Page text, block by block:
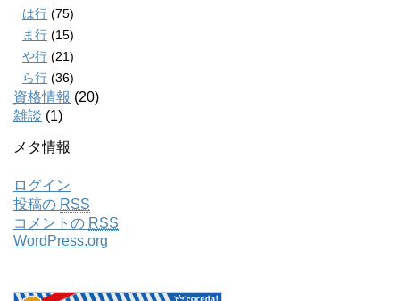
は行 (75)
ま行 (15)
や行 (21)
ら行 (36)
資格情報 (20)
雑談 (1)
メタ情報
ログイン
投稿の RSS
コメントの RSS
WordPress.org